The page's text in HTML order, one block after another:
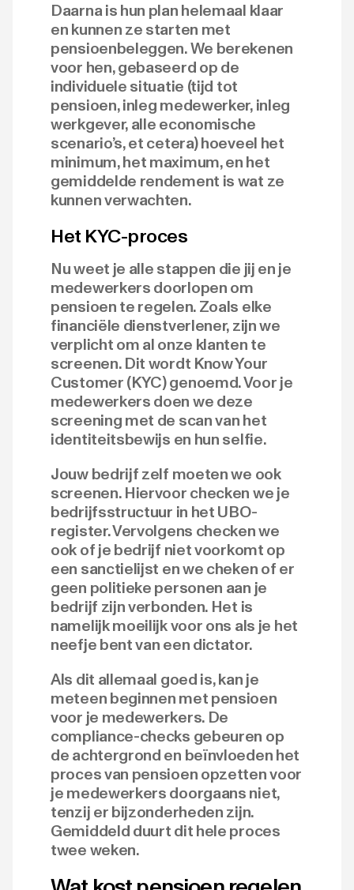
Daarna is hun plan helemaal klaar
en kunnen ze starten met
pensioenbeleggen. We berekenen
voor hen, gebaseerd op de
individuele situatie (tijd tot
pensioen, inleg medewerker, inleg
werkgever, alle economische
scenario’s, et cetera) hoeveel het
minimum, het maximum, en het
gemiddelde rendement is wat ze
kunnen verwachten.
Het KYC-proces
Nu weet je alle stappen die jij en je
medewerkers doorlopen om
pensioen te regelen. Zoals elke
financiële dienstverlener, zijn we
verplicht om al onze klanten te
screenen. Dit wordt Know Your
Customer (KYC) genoemd. Voor je
medewerkers doen we deze
screening met de scan van het
identiteitsbewijs en hun selfie.
Jouw bedrijf zelf moeten we ook
screenen. Hiervoor checken we je
bedrijfsstructuur in het UBO-
register. Vervolgens checken we
ook of je bedrijf niet voorkomt op
een sanctielijst en we cheken of er
geen politieke personen aan je
bedrijf zijn verbonden. Het is
namelijk moeilijk voor ons als je het
neefje bent van een dictator.
Als dit allemaal goed is, kan je
meteen beginnen met pensioen
voor je medewerkers. De
compliance-checks gebeuren op
de achtergrond en beïnvloeden het
proces van pensioen opzetten voor
je medewerkers doorgaans niet,
tenzij er bijzonderheden zijn.
Gemiddeld duurt dit hele proces
twee weken.